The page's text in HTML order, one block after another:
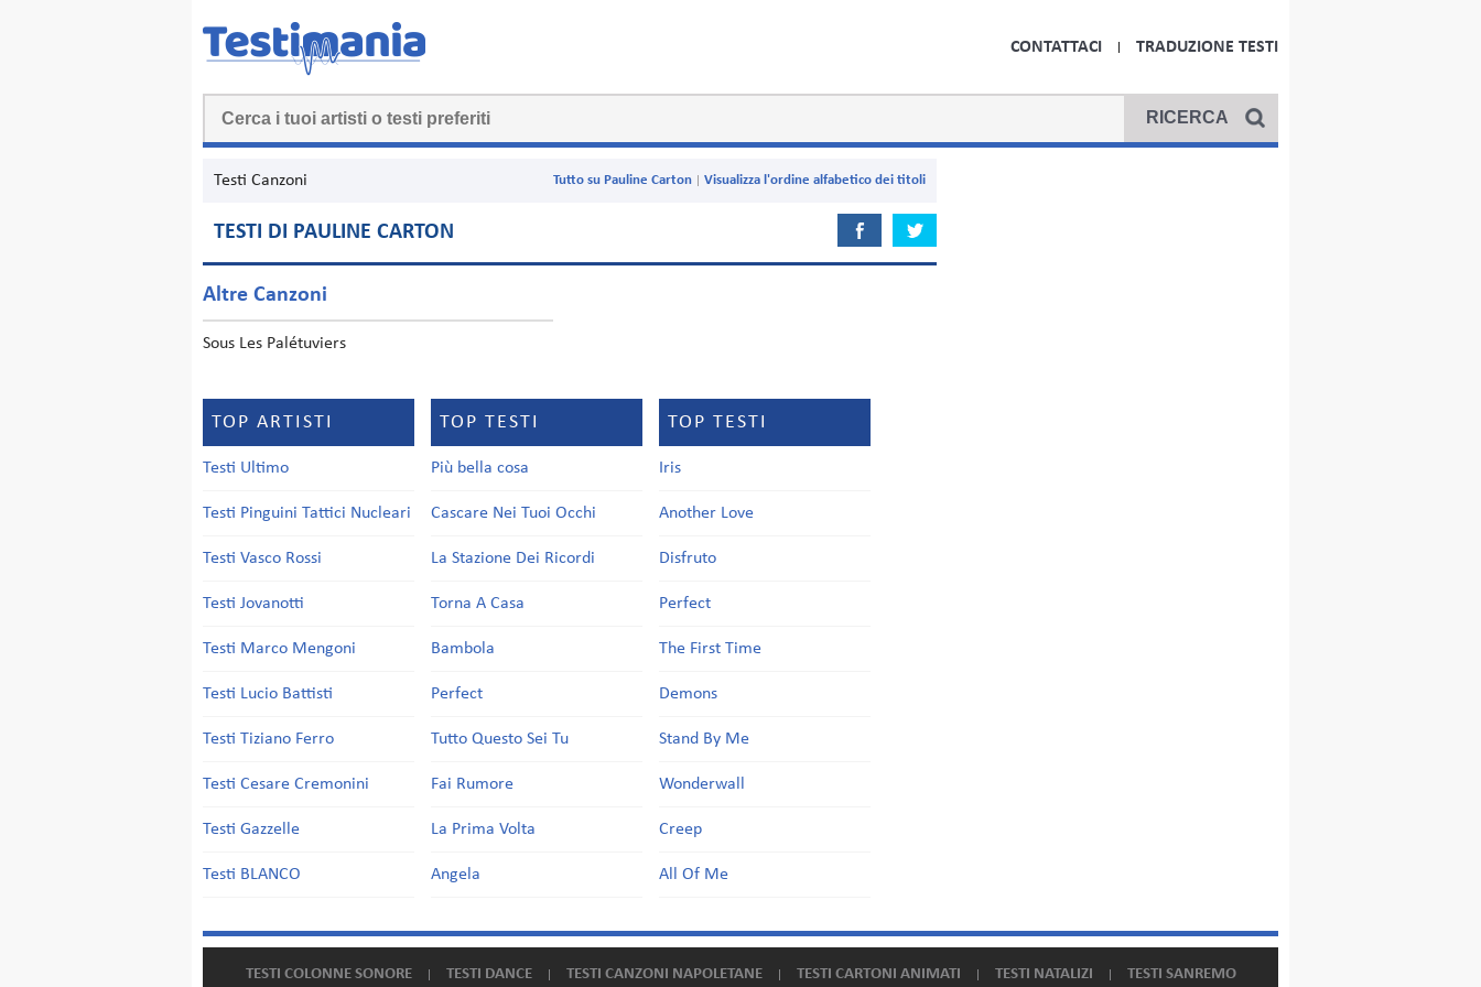
CONTATTACI TRADUZIONE TESTI
Testi Canzoni Visualizza l'ordine alfabetico dei titoli
Tutto su Pauline Carton
TESTI DI PAULINE CARTON
Altre Canzoni
Sous Les Palétuviers
TOP ARTISTI
Testi Ultimo
Testi Pinguini Tattici Nucleari
Testi Vasco Rossi
Testi Jovanotti
Testi Marco Mengoni
Testi Lucio Battisti
Testi Tiziano Ferro
Testi Cesare Cremonini
Testi Gazzelle
Testi BLANCO
TOP TESTI
Più bella cosa
Cascare Nei Tuoi Occhi
La Stazione Dei Ricordi
Torna A Casa
Bambola
Perfect
Tutto Questo Sei Tu
Fai Rumore
La Prima Volta
Angela
TOP TESTI
Iris
Another Love
Disfruto
Perfect
The First Time
Demons
Stand By Me
Wonderwall
Creep
All Of Me
TESTI COLONNE SONORE TESTI DANCE TESTI CANZONI NAPOLETANE TESTI CARTONI ANIMATI TESTI NATALIZI TESTI SANREMO